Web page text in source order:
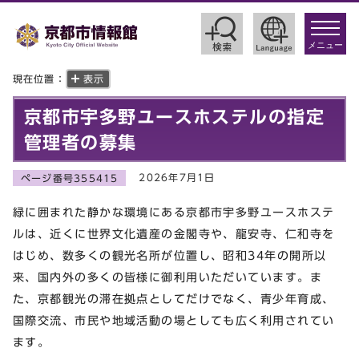
toggle
メニュー
現在位置： 表示
京都市宇多野ユースホステルの指定
管理者の募集
ページ番号355415 2026年7月1日
緑に囲まれた静かな環境にある京都市宇多野ユースホステ
ルは、近くに世界文化遺産の金閣寺や、龍安寺、仁和寺を
はじめ、数多くの観光名所が位置し、昭和34年の開所以
来、国内外の多くの皆様に御利用いただいています。ま
た、京都観光の滞在拠点としてだけでなく、青少年育成、
国際交流、市民や地域活動の場としても広く利用されてい
ます。